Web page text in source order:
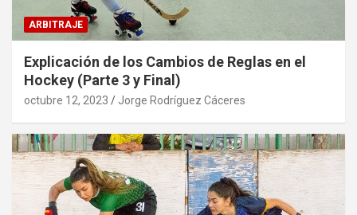
ARBITRAJE
Explicación de los Cambios de Reglas en el
Hockey (Parte 3 y Final)
octubre 12, 2023 Jorge Rodríguez Cáceres